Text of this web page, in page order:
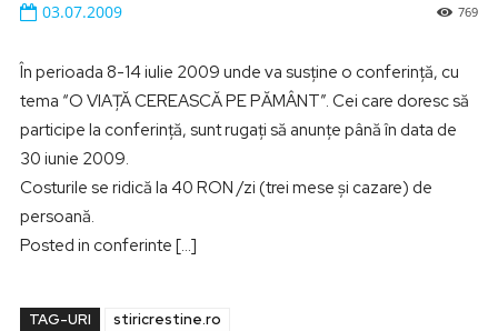
769
03.07.2009
În perioada 8-14 iulie 2009 unde va susţine o conferinţă, cu
tema “O VIAŢĂ CEREASCĂ PE PĂMÂNT”. Cei care doresc să
participe la conferinţă, sunt rugaţi să anunţe până în data de
30 iunie 2009.
Costurile se ridică la 40 RON /zi (trei mese şi cazare) de
persoană.
Posted in conferinte […]
TAG-URI stiricrestine.ro